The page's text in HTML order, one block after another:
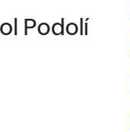
Podolí